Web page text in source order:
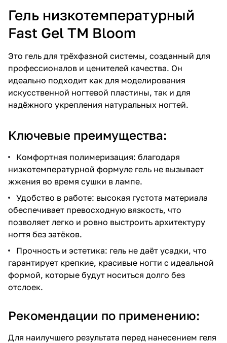
Гель низкотемпературный
Fast Gel TM Bloom
Это гель для трёхфазной системы, созданный для
профессионалов и ценителей качества. Он
идеально подходит как для моделирования
искусственной ногтевой пластины, так и для
надёжного укрепления натуральных ногтей.
Ключевые преимущества:
Комфортная полимеризация: благодаря
низкотемпературной формуле гель не вызывает
жжения во время сушки в лампе.
Удобство в работе: высокая густота материала
обеспечивает превосходную вязкость, что
позволяет легко и ровно выстроить архитектуру
ногтя без затёков.
Прочность и эстетика: гель не даёт усадки, что
гарантирует крепкие, красивые ногти с идеальной
формой, которые будут носиться долго без
отслоек.
Рекомендации по применению:
Для наилучшего результата перед нанесением геля